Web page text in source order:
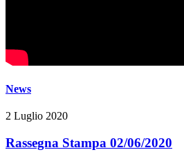
News
2 Luglio 2020
Rassegna Stampa 02/06/2020